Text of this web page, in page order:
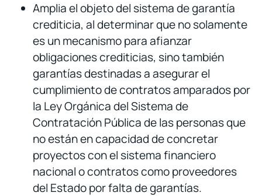
Amplia el objeto del sistema de garantía
crediticia, al determinar que no solamente
es un mecanismo para afianzar
obligaciones crediticias, sino también
garantías destinadas a asegurar el
cumplimiento de contratos amparados por
la Ley Orgánica del Sistema de
Contratación Pública de las personas que
no están en capacidad de concretar
proyectos con el sistema financiero
nacional o contratos como proveedores
del Estado por falta de garantías.